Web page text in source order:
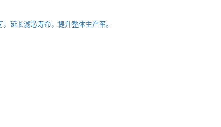
延长滤芯寿命，提升整体生产率。